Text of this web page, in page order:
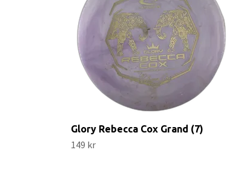
Glory Rebecca Cox Grand (7)
149 kr